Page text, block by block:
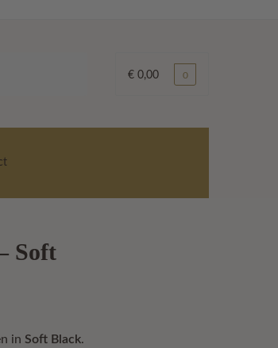
€0,00 0
Soft
in Soft Black.